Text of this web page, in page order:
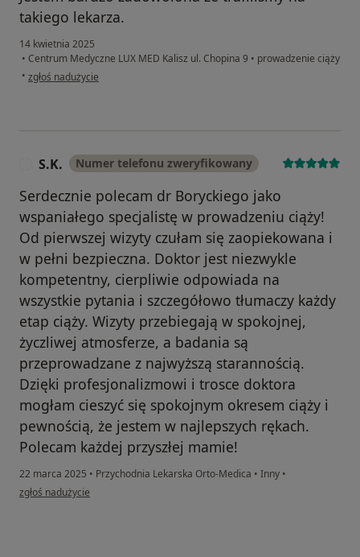
takiego lekarza.
14 kwietnia 2025
• Centrum Medyczne LUX MED Kalisz ul. Chopina 9 • prowadzenie ciąży
• w opinii użytkownika Justyna Wiśniewska
zgłoś nadużycie
S.K. Numer telefonu zweryfikowany
Serdecznie polecam dr Boryckiego jako
wspaniałego specjalistę w prowadzeniu ciąży!
Od pierwszej wizyty czułam się zaopiekowana i
w pełni bezpieczna. Doktor jest niezwykle
kompetentny, cierpliwie odpowiada na
wszystkie pytania i szczegółowo tłumaczy każdy
etap ciąży. Wizyty przebiegają w spokojnej,
życzliwej atmosferze, a badania są
przeprowadzane z najwyższą starannością.
Dzięki profesjonalizmowi i trosce doktora
mogłam cieszyć się spokojnym okresem ciąży i
pewnością, że jestem w najlepszych rękach.
Polecam każdej przyszłej mamie!
22 marca 2025 • Przychodnia Lekarska Orto-Medica • Inny •
w opinii użytkownika S.K.
zgłoś nadużycie